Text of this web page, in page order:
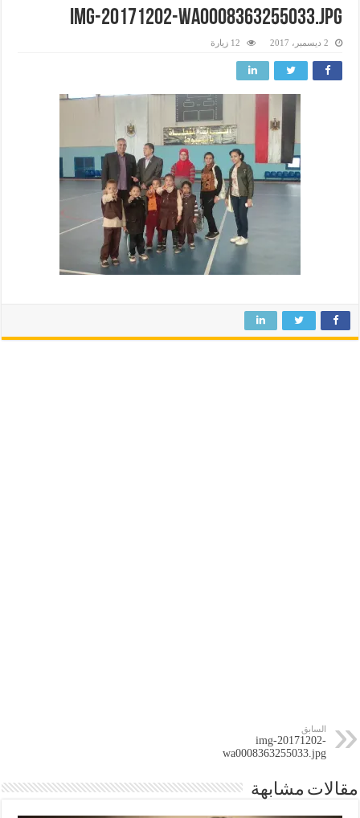
img-20171202-wa0008363255033.jpg
2 ديسمبر، 2017 12 زيارة
السابق
img-20171202-
wa0008363255033.jpg
مقالات مشابهة